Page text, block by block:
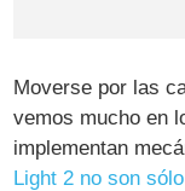
Moverse por las
vemos mucho en
implementan
Light 2 no son